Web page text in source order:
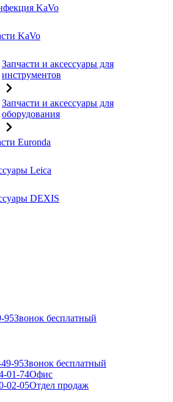
KaVo
KaVo
Запчасти и аксессуары для
инструментов
Запчасти и аксессуары для
оборудования
Euronda
Leica
DEXIS
95Звонок бесплатный
95Звонок бесплатный
01-74Офис
02-05Отдел продаж